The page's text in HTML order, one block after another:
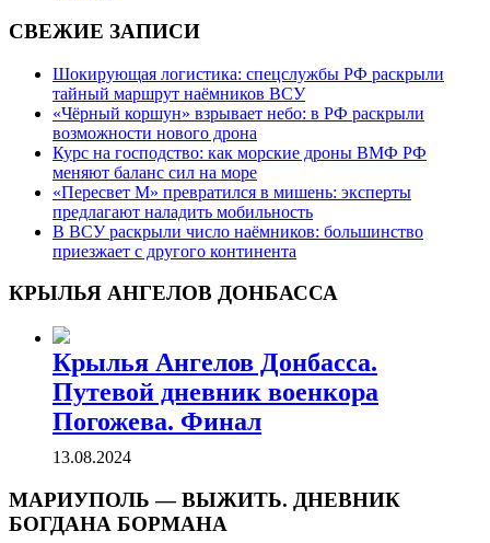
СВЕЖИЕ ЗАПИСИ
Шокирующая логистика: спецслужбы РФ раскрыли
тайный маршрут наёмников ВСУ
«Чёрный коршун» взрывает небо: в РФ раскрыли
возможности нового дрона
Курс на господство: как морские дроны ВМФ РФ
меняют баланс сил на море
«Пересвет М» превратился в мишень: эксперты
предлагают наладить мобильность
В ВСУ раскрыли число наёмников: большинство
приезжает с другого континента
КРЫЛЬЯ АНГЕЛОВ ДОНБАССА
Крылья Ангелов Донбасса.
Путевой дневник военкора
Погожева. Финал
13.08.2024
МАРИУПОЛЬ — ВЫЖИТЬ. ДНЕВНИК
БОГДАНА БОРМАНА